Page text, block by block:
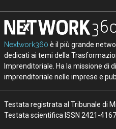
Nextwork360 è il più grande
dedicati ai temi della
Imprenditoriale. Ha la missione di
imprenditoriale nelle imprese e
Testata registrata al Tribunale di
Testata scientifica ISSN 2421-4167